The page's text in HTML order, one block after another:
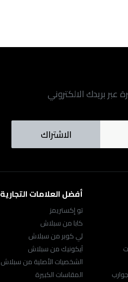
بريدك الالكتروني
الاشتراك
أفضل العلامات التجارية
تو إكستريمز
كابا من سبلاش
لي كوبر من سبلاش
آيكونيك من سبلاش
الشخصيات الأصلية من سبلاش
المقاسات الكبيرة